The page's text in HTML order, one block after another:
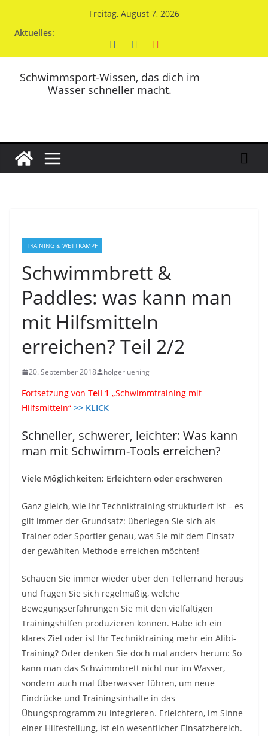
Freitag, August 7, 2026
Aktuelles:
Schwimmsport-Wissen, das dich im
Wasser schneller macht.
TRAINING & WETTKAMPF
Schwimmbrett &
Paddles: was kann man
mit Hilfsmitteln
erreichen? Teil 2/2
20. September 2018 holgerluening
Fortsetzung von Teil 1 „Schwimmtraining mit
Hilfsmitteln“ >> KLICK
Schneller, schwerer, leichter: Was kann
man mit Schwimm-Tools erreichen?
Viele Möglichkeiten: Erleichtern oder erschweren
Ganz gleich, wie Ihr Techniktraining strukturiert ist – es
gilt immer der Grundsatz: überlegen Sie sich als
Trainer oder Sportler genau, was Sie mit dem Einsatz
der gewählten Methode erreichen möchten!
Schauen Sie immer wieder über den Tellerrand heraus
und fragen Sie sich regelmäßig, welche
Bewegungserfahrungen Sie mit den vielfältigen
Trainingshilfen produzieren können. Habe ich ein
klares Ziel oder ist Ihr Techniktraining mehr ein Alibi-
Training? Oder denken Sie doch mal anders herum: So
kann man das Schwimmbrett nicht nur im Wasser,
sondern auch mal Überwasser führen, um neue
Eindrücke und Trainingsinhalte in das
Übungsprogramm zu integrieren. Erleichtern, im Sinne
einer Hilfestellung, ist ein wesentlicher Einsatzbereich.